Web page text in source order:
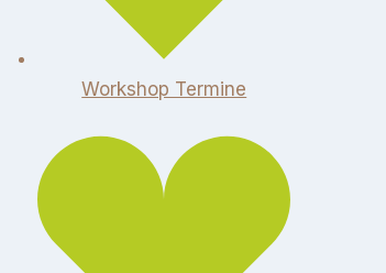
Workshop Termine